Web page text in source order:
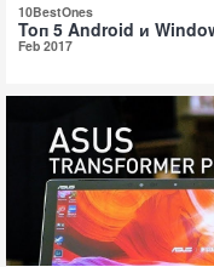
10BestOnes
Toп 5 Android и
Feb 2017